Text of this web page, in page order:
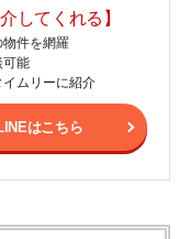
してくれる】
物件を網羅
可能
イムリーに紹介
はこちら